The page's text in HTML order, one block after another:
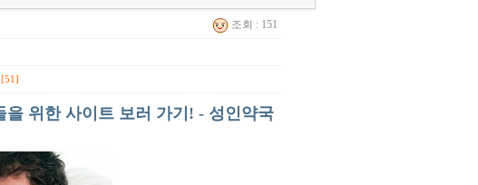
조회 : 151
[51]
위한 사이트 보러 가기! - 성인약국